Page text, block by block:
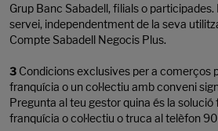
Grup Banc Sabadell, filials o
servei, independentment de la seva
Compte Sabadell Negocis Plus.
3 Condicions exclusives per a comerços
franquícia o un col·lectiu amb conveni
Pregunta al teu gestor quina és la
franquícia o col·lectiu o truca al telèfon